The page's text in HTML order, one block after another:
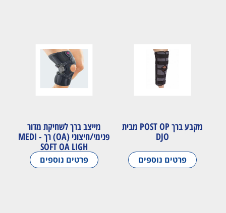
מקבע ברך POST OP מבית
DJO
פרטים נוספים
מייצב ברך לשחיקת מדור
פנימי/חיצוני (OA) רך - MEDI
SOFT OA LIGH
פרטים נוספים